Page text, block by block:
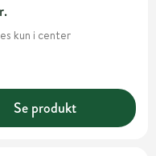
kun i center
Se produkt